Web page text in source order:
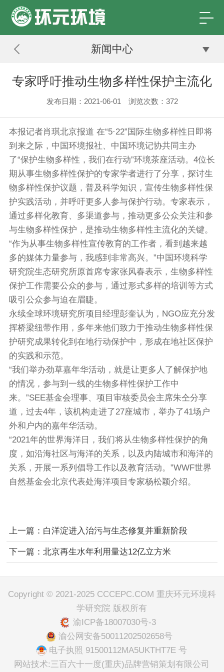
新闻中心
专家呼吁推动生物多样性保护主流化
发布日期：2021-06-01 浏览次数： 372
本报记者肖琪北京报道 在“5·22”国际生物多样性日即将
到来之际，中国环境报社、中国环境记协共同主办
了“保护生物多样性，我们在行动”环境茶座活动。4位长
期从事生物多样性保护的专家学者进行了分享，探讨生
物多样性保护议题，普及科学知识，宣传生物多样性保
护实践活动，并呼吁更多人参与保护行动。专家表示，
通过多样化教育、多渠道参与，推动更多公众关注和参
与生物多样性保护，是推动生物多样性主流化的关键。
“作为从事生物多样性宣传教育的工作者，看到越来越
多的媒体力量参与，我感到非常高兴。”中国环境科学
研究院生态研究所原首席专家张风春表示，生物多样性
保护工作需要公众的参与，通过形式多样的培训等方式
吸引公众参与迫在眉睫。
永续全球环境研究所项目经理彭奎认为，NGO应充分发
挥桥梁纽带作用，多年来他们致力于推动生物多样性保
护研究成果转化到在地行动保护中，形成在地社区保护
的实践和示范。
“我们举办劲草嘉年华活动，就是让更多人了解保护地
的情况，参与到一线的生物多样性保护工作中
来。”SEE基金会理事、项目审核委员会主席朱仝分享
道，过去4年，该机构走进了27座城市，举办了41场户
外和户内的嘉年华活动。
“2021年的世界海洋日，我们将从生物多样性保护的角
度，如沿海社区与海洋的关系，以及内陆城市和海洋的
关系，开展一系列倡导工作以及教育活动。”WWF世界
自然基金会北京代表处海洋项目专家杨松颖介绍。
上一篇：白洋淀进入治污与生态修复并重新阶段
下一篇：北京再生水年利用量达12亿立方米
Copyright © 2021-2025 CCCEPC.COM 重庆环元环境科
学研究院 版权所有
渝ICP备18007030号-3
渝公网安备50011202502658号
电子执照 91500112MA5UKTHT7E 号
网站技术:三百六十一度(重庆)品牌营销策划有限公司